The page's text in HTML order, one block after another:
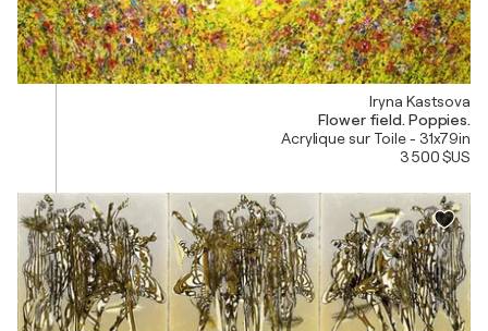
Iryna Kastsova
Flower field. Poppies.
Acrylique sur Toile - 31x79in
3 500 $US